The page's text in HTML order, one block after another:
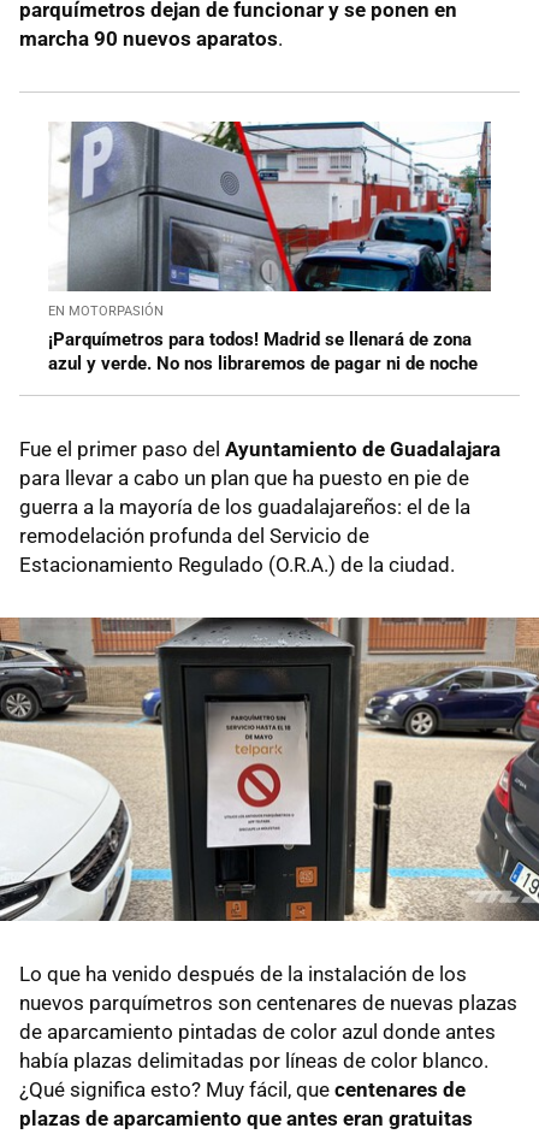
parquímetros dejan de funcionar y se ponen en
marcha 90 nuevos aparatos.
EN MOTORPASIÓN
¡Parquímetros para todos! Madrid se llenará de zona
azul y verde. No nos libraremos de pagar ni de noche
Fue el primer paso del Ayuntamiento de Guadalajara
para llevar a cabo un plan que ha puesto en pie de
guerra a la mayoría de los guadalajareños: el de la
remodelación profunda del Servicio de
Estacionamiento Regulado (O.R.A.) de la ciudad.
Lo que ha venido después de la instalación de los
nuevos parquímetros son centenares de nuevas plazas
de aparcamiento pintadas de color azul donde antes
había plazas delimitadas por líneas de color blanco.
¿Qué significa esto? Muy fácil, que centenares de
plazas de aparcamiento que antes eran gratuitas